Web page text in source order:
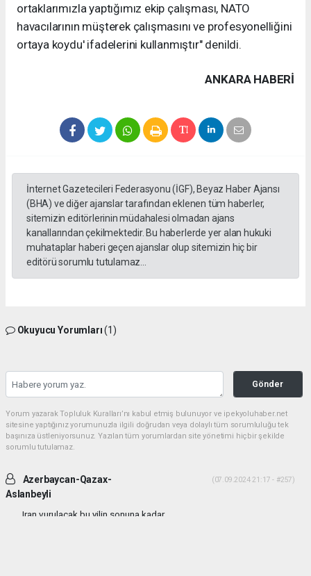
ortaklarımızla yaptığımız ekip çalışması, NATO
havacılarının müşterek çalışmasını ve profesyonelliğini
ortaya koydu' ifadelerini kullanmıştır" denildi.
ANKARA HABERİ
İnternet Gazetecileri Federasyonu (İGF), Beyaz Haber Ajansı
(BHA) ve diğer ajanslar tarafından eklenen tüm haberler,
sitemizin editörlerinin müdahalesi olmadan ajans
kanallarından çekilmektedir. Bu haberlerde yer alan hukuki
muhataplar haberi geçen ajanslar olup sitemizin hiç bir
editörü sorumlu tutulamaz...
Okuyucu Yorumları(1)
Gönder
Yorum yazarak Topluluk Kuralları’nı kabul etmiş bulunuyor ve ipekyoluhaber.net
sitesine yaptığınız yorumunuzla ilgili doğrudan veya dolaylı tüm sorumluluğu tek
başınıza üstleniyorsunuz. Yazılan tüm yorumlardan site yönetimi hiçbir şekilde
sorumlu tutulamaz.
Azerbaycan-Qazax-
Aslanbeyli
(07.09.2024 21:17 - #257)
Iran vurulacak bu yilin sonuna kadar...